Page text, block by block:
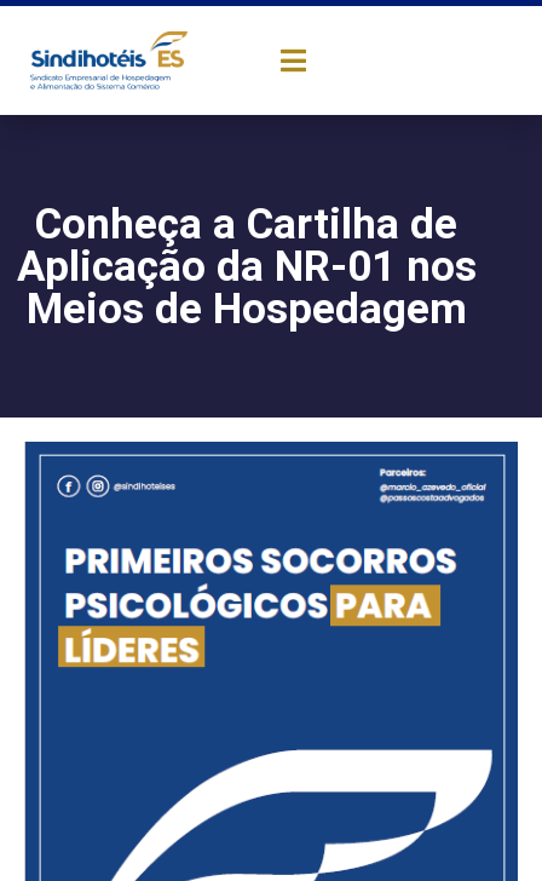
Conheça a Cartilha de
Aplicação da NR-01 nos
Meios de Hospedagem